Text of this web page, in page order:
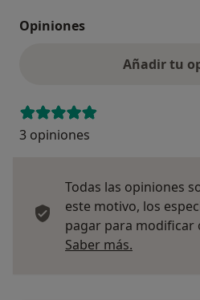
Opiniones
Añadir tu
3 opiniones
Todas las opiniones
este motivo, los
pagar para modificar
Saber más.